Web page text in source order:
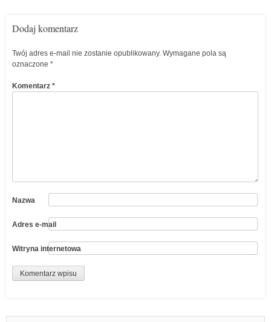
Dodaj komentarz
Twój adres e-mail nie zostanie opublikowany. Wymagane pola są
oznaczone *
Komentarz *
Nazwa
Adres e-mail
Witryna internetowa